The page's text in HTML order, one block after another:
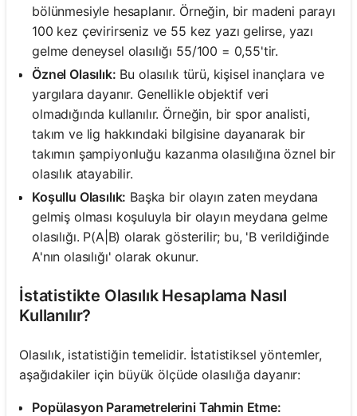
bölünmesiyle hesaplanır. Örneğin, bir madeni parayı
100 kez çevirirseniz ve 55 kez yazı gelirse, yazı
gelme deneysel olasılığı 55/100 = 0,55'tir.
Öznel Olasılık: Bu olasılık türü, kişisel inançlara ve
yargılara dayanır. Genellikle objektif veri
olmadığında kullanılır. Örneğin, bir spor analisti,
takım ve lig hakkındaki bilgisine dayanarak bir
takımın şampiyonluğu kazanma olasılığına öznel bir
olasılık atayabilir.
Koşullu Olasılık: Başka bir olayın zaten meydana
gelmiş olması koşuluyla bir olayın meydana gelme
olasılığı. P(A|B) olarak gösterilir; bu, 'B verildiğinde
A'nın olasılığı' olarak okunur.
İstatistikte Olasılık Hesaplama Nasıl
Kullanılır?
Olasılık, istatistiğin temelidir. İstatistiksel yöntemler,
aşağıdakiler için büyük ölçüde olasılığa dayanır:
Popülasyon Parametrelerini Tahmin Etme: